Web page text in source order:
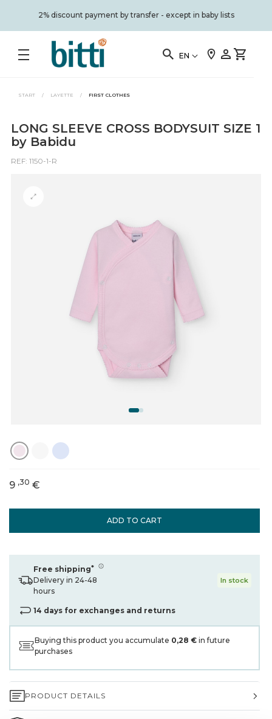
2% discount payment by transfer - except in baby lists
EN
START / LAYETTE / FIRST CLOTHES
LONG SLEEVE CROSS BODYSUIT SIZE 1
by Babidu
REF: 1150-1-R
ADD TO CART
9 ,30 €
Free shipping*
Delivery in 24-48
hours
In stock
14 days for exchanges and returns
Buying this product you accumulate 0,28 € in future
purchases
PRODUCT DETAILS